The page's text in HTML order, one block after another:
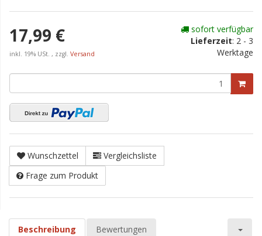
17,99 €
inkl. 19% USt. , zzgl. Versand
sofort verfügbar
Lieferzeit: 2 - 3
Werktage
Wunschzettel
Vergleichsliste
Frage zum Produkt
Beschreibung Bewertungen